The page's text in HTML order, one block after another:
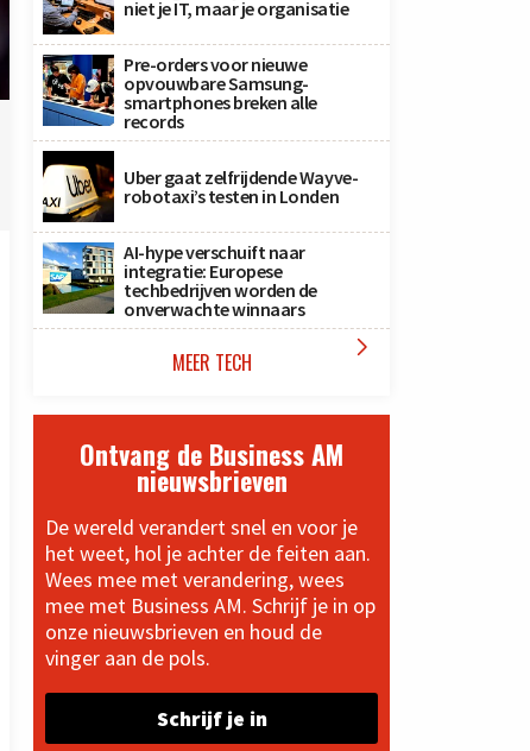
niet je IT, maar je organisatie
Pre-orders voor nieuwe
opvouwbare Samsung-
smartphones breken alle
records
Uber gaat zelfrijdende Wayve-
robotaxi’s testen in Londen
AI-hype verschuift naar
integratie: Europese
techbedrijven worden de
onverwachte winnaars
MEER TECH 
Ontvang de Business AM
nieuwsbrieven
De wereld verandert snel en voor je
het weet, hol je achter de feiten aan.
Wees mee met verandering, wees
mee met Business AM. Schrijf je in op
onze nieuwsbrieven en houd de
vinger aan de pols.
Schrijf je in